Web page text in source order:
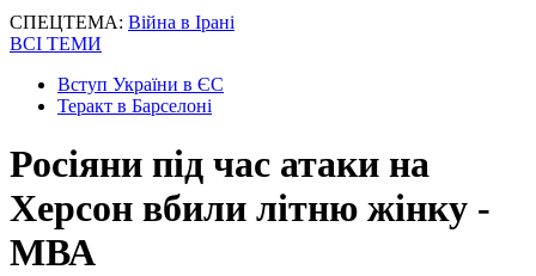
СПЕЦТЕМА: Війна в Ірані
ВСІ ТЕМИ
Вступ України в ЄС
Теракт в Барселоні
Росіяни під час атаки на
Херсон вбили літню жінку -
МВА